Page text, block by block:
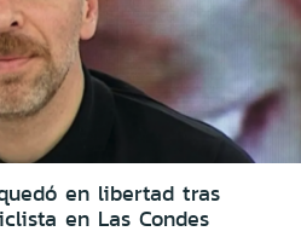
en libertad tras
en Las Condes